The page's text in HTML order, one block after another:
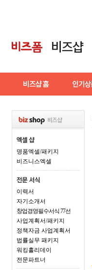
명품엑셀/패키지
비즈니스엑셀
이력서
자기소개서
창업경영필수서식 77선
사업계획서/패키지
정책자금 사업계획서
법률실무 패키지
워킹홀리데이
전문파트너